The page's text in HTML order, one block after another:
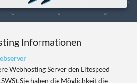
Informationen
Webhosting Server den Litespeed
Sie haben die Möglichkeit die